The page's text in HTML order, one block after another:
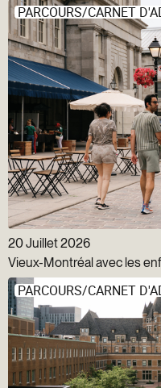
PARCOURS/CARNET
20 Juillet 2026
Vieux-Montréal avec les
PARCOURS/CARNET